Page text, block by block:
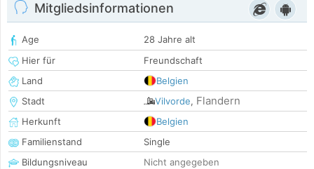
Mitgliedsinformationen
Age
28 Jahre alt
Hier für
Freundschaft
Land
Belgien
Stadt
Vilvorde, Flandern
Herkunft
Belgien
Familienstand
Single
Bildungsniveau
Nicht angegeben